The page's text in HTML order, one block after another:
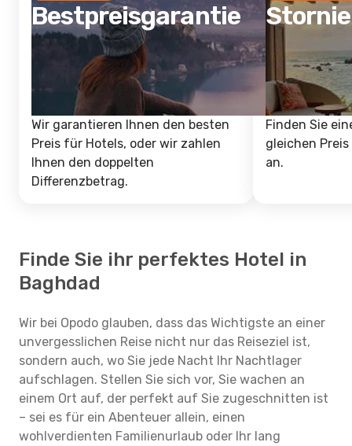
Bestpreisgarantie
Wir garantieren Ihnen den besten
Preis für Hotels, oder wir zahlen
Ihnen den doppelten
Differenzbetrag.
Finden Sie
gleichen
an.
Finde Sie ihr perfektes Hotel in
Baghdad
Wir bei Opodo glauben, dass das Wichtigste an einer
unvergesslichen Reise nicht nur das Reiseziel ist,
sondern auch, wo Sie jede Nacht Ihr Nachtlager
aufschlagen. Stellen Sie sich vor, Sie wachen an
einem Ort auf, der perfekt auf Sie zugeschnitten ist
– sei es für ein Abenteuer allein, einen
wohlverdienten Familienurlaub oder Ihr lang